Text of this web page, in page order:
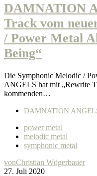
DAMNATION
Track vom
/ Power Metal
Being“
Die Symphonic Melodic /
ANGELS hat mit „Rewrite
kommenden…
DAMNATION
power metal
melodic metal
symphonic metal
vonChristian Wögerbauer
27. Juli 2020